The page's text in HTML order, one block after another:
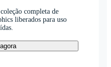
completa de
liberados para uso